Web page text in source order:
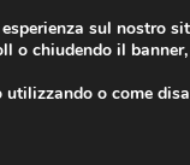
sul nostro
o chiudendo il
utilizzando o come